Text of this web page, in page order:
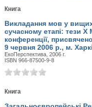
Книга
Викладання мов у
сучасному етапі: тези X
конференції,
9 червня 2006 р., м.
ЕкоПерспектива, 2006 г.
ISBN 966-87500-9-8
Книга